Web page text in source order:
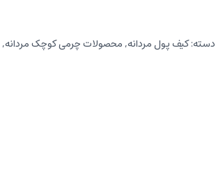
دسته:کیف پول مردانه,محصولات چرمی کوچک مردانه,